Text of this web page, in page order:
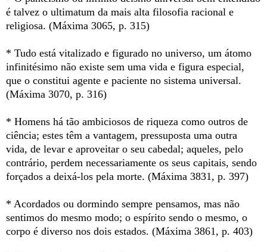
é talvez o ultimatum da mais alta filosofia racional e
religiosa. (Máxima 3065, p. 315)
* Tudo está vitalizado e figurado no universo, um átomo
infinitésimo não existe sem uma vida e figura especial,
que o constitui agente e paciente no sistema universal.
(Máxima 3070, p. 316)
* Homens há tão ambiciosos de riqueza como outros de
ciência; estes têm a vantagem, pressuposta uma outra
vida, de levar e aproveitar o seu cabedal; aqueles, pelo
contrário, perdem necessariamente os seus capitais, sendo
forçados a deixá-los pela morte. (Máxima 3831, p. 397)
* Acordados ou dormindo sempre pensamos, mas não
sentimos do mesmo modo; o espírito sendo o mesmo, o
corpo é diverso nos dois estados. (Máxima 3861, p. 403)